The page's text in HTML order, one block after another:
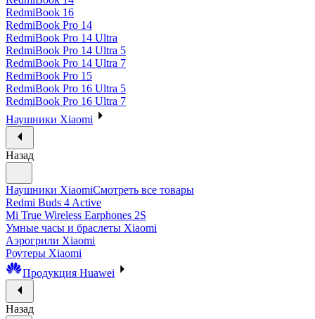
RedmiBook 16
RedmiBook Pro 14
RedmiBook Pro 14 Ultra
RedmiBook Pro 14 Ultra 5
RedmiBook Pro 14 Ultra 7
RedmiBook Pro 15
RedmiBook Pro 16 Ultra 5
RedmiBook Pro 16 Ultra 7
Наушники Xiaomi
Назад
Наушники XiaomiСмотреть все товары
Redmi Buds 4 Active
Mi True Wireless Earphones 2S
Умные часы и браслеты Xiaomi
Аэрогрили Xiaomi
Роутеры Xiaomi
Продукция Huawei
Назад